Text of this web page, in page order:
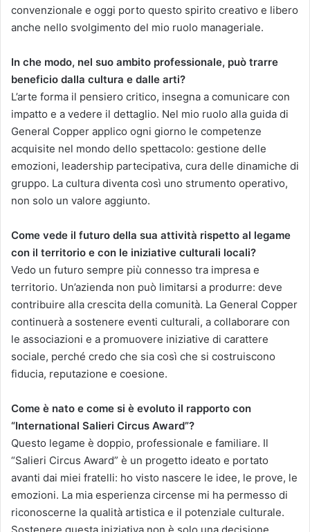
convenzionale e oggi porto questo spirito creativo e libero
anche nello svolgimento del mio ruolo manageriale.
In che modo, nel suo ambito professionale, può trarre
beneficio dalla cultura e dalle arti?
L’arte forma il pensiero critico, insegna a comunicare con
impatto e a vedere il dettaglio. Nel mio ruolo alla guida di
General Copper applico ogni giorno le competenze
acquisite nel mondo dello spettacolo: gestione delle
emozioni, leadership partecipativa, cura delle dinamiche di
gruppo. La cultura diventa così uno strumento operativo,
non solo un valore aggiunto.
Come vede il futuro della sua attività rispetto al legame
con il territorio e con le iniziative culturali locali?
Vedo un futuro sempre più connesso tra impresa e
territorio. Un’azienda non può limitarsi a produrre: deve
contribuire alla crescita della comunità. La General Copper
continuerà a sostenere eventi culturali, a collaborare con
le associazioni e a promuovere iniziative di carattere
sociale, perché credo che sia così che si costruiscono
fiducia, reputazione e coesione.
Come è nato e come si è evoluto il rapporto con
“International Salieri Circus Award”?
Questo legame è doppio, professionale e familiare. Il
“Salieri Circus Award” è un progetto ideato e portato
avanti dai miei fratelli: ho visto nascere le idee, le prove, le
emozioni. La mia esperienza circense mi ha permesso di
riconoscerne la qualità artistica e il potenziale culturale.